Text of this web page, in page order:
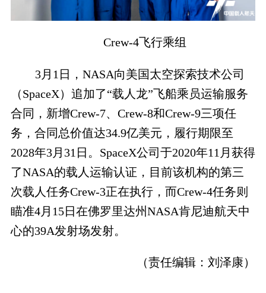
Crew-4飞行乘组
3月1日，NASA向美国太空探索技术公司
（SpaceX）追加了“载人龙”飞船乘员运输服务
合同，新增Crew-7、Crew-8和Crew-9三项任
务，合同总价值达34.9亿美元，履行期限至
2028年3月31日。SpaceX公司于2020年11月获得
了NASA的载人运输认证，目前该机构的第三
次载人任务Crew-3正在执行，而Crew-4任务则
瞄准4月15日在佛罗里达州NASA肯尼迪航天中
心的39A发射场发射。
（责任编辑：刘泽康）